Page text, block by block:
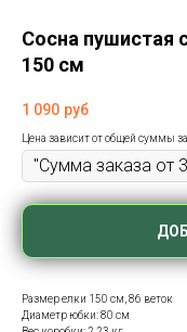
Сосна пушистая
150 см
1 090 руб
Цена зависит от общей суммы
Размер елки 150 см, 86 веток
Диаметр юбки: 80 см